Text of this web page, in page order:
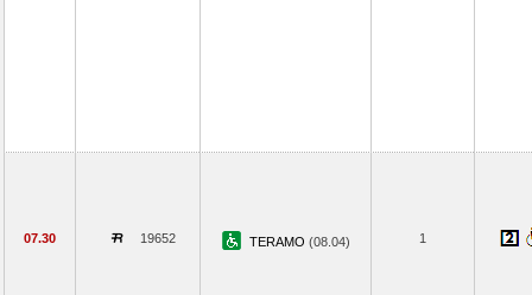
07.30 19652 TERAMO (08.04) 1